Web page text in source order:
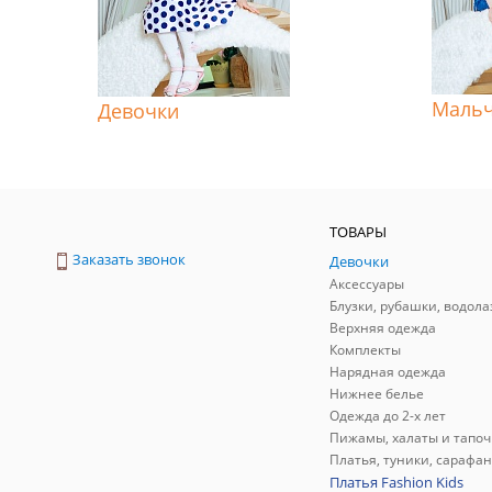
Девочки
Заказать звонок
ТОВАРЫ
Девочки
Аксессуары
Блузки, рубашки,
Верхняя одежда
Комплекты
Нарядная одежда
Нижнее белье
Одежда до 2-х лет
Пижамы, халаты и
Платья, туники,
Платья Fashion Kids